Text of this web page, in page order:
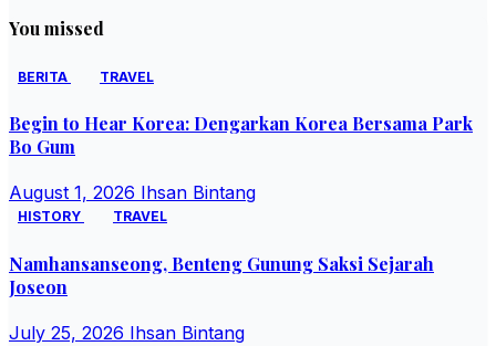
You missed
BERITA TRAVEL
Begin to Hear Korea: Dengarkan Korea Bersama Park
Bo Gum
August 1, 2026 Ihsan Bintang
HISTORY TRAVEL
Namhansanseong, Benteng Gunung Saksi Sejarah
Joseon
July 25, 2026 Ihsan Bintang